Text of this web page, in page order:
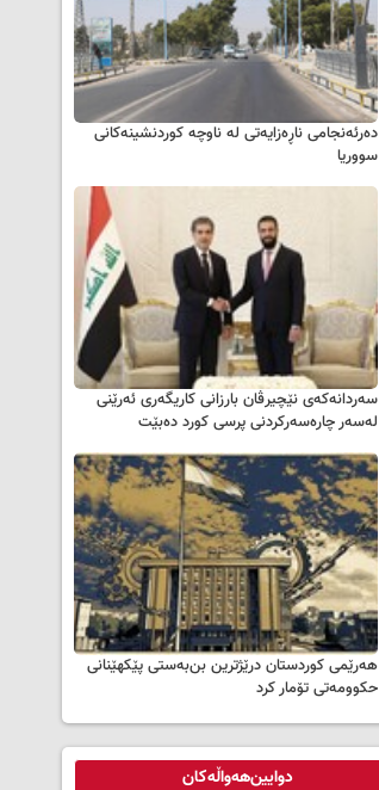
دەرئەنجامی ناڕەزایەتی لە ناوچە کوردنشینەکانی
سووریا
سه‌ردانه‌کەی نێچیرڤان بارزانی كاریگه‌ری ئه‌رێنی
له‌سه‌ر چاره‌سه‌ركردنی پرسی كورد ده‌بێت
هەرێمی کوردستان درێژترین بن‌بەستی پێکهێنانی
حکوومەتی تۆمار کرد
دوایین‌هەواڵەکان